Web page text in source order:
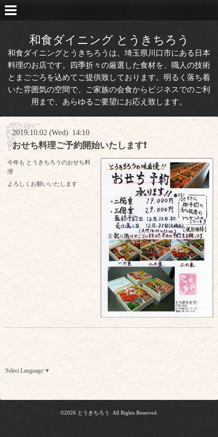
和食ダイニング とうきちろう
和食ダイニングとうきちろうは、埼玉県川口市にある日本
料理のお店です。四季折々の厳選した食材を、職人の技術
とまごごろを込めてご提供致しております。明るく落ち着
いた雰囲気の空間で、ご家族の会食からビジネスでのご利
用まで、あらゆるご要望にお応え致します。
2019.10.02 (Wed) 14:10
おせち料理ご予約開始いたします❗
今年も とうきちろうのおせち料
理
よろしくお願いいたします
Select Language ▼
©2026 とうきちろう . All Rights Reserved.